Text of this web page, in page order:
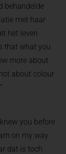
behandelde
met haar
het leven
that what you
more about
about colour
you before
on my way
dat is toch